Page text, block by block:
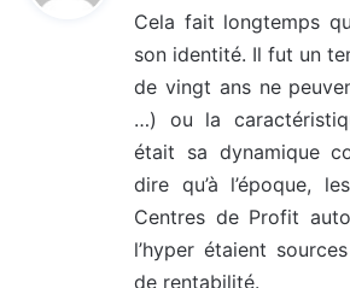
:
Cela fait longtemps
son identité. Il fut un
de vingt ans ne
…) ou la
était sa dynamique
dire qu’à l’époque,
Centres de Profit
l’hyper étaient
de rentabilité.